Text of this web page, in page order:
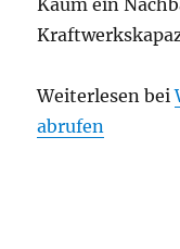
Kaum ein
Weiterlesen bei
abrufen